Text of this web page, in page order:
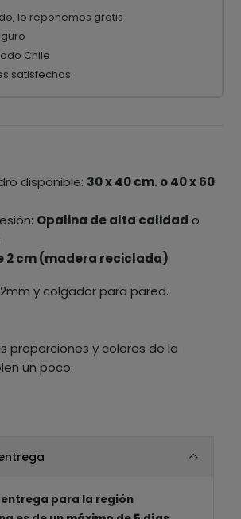
lo reponemos gratis
Chile
satisfechos
disponible: 30 x 40 cm. o 40 x 60
Opalina de alta calidad o
2 cm (madera reciclada)
y colgador para pared.
proporciones y colores de la
un poco.
para la región